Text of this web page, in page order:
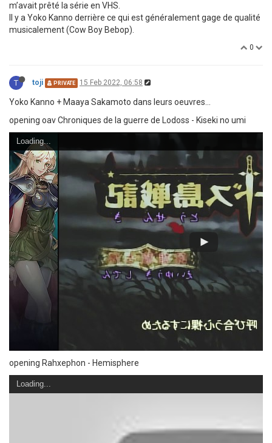
m’avait prêté la série en VHS.
Il y a Yoko Kanno derrière ce qui est généralement gage de qualité
musicalement (Cow Boy Bebop).
0
T toji PRIVATE 15 Feb 2022, 06:58
Yoko Kanno + Maaya Sakamoto dans leurs oeuvres...
opening oav Chroniques de la guerre de Lodoss - Kiseki no umi
Loading...
opening Rahxephon - Hemisphere
Loading...